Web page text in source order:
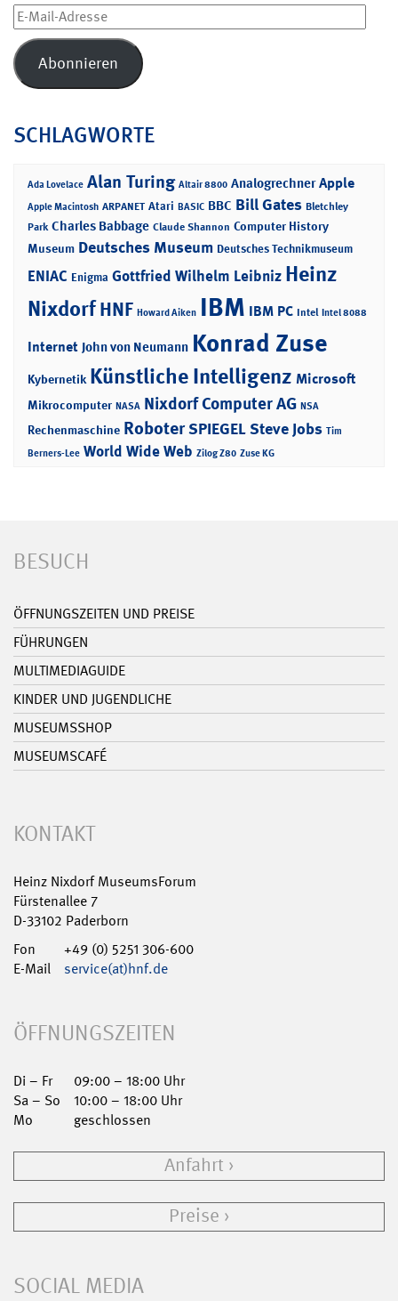
E-
Mail-
Adresse
Abonnieren
SCHLAGWORTE
Ada Lovelace Alan Turing Altair 8800 Analogrechner Apple
Apple Macintosh ARPANET Atari BASIC BBC Bill Gates Bletchley
Park Charles Babbage Claude Shannon Computer History
Museum Deutsches Museum Deutsches Technikmuseum
ENIAC Enigma Gottfried Wilhelm Leibniz Heinz
NixdorfHNF Howard Aiken IBM IBM PC Intel Intel 8088
Internet John von Neumann Konrad Zuse
Kybernetik Künstliche Intelligenz Microsoft
Mikrocomputer NASA Nixdorf Computer AG NSA
Rechenmaschine RoboterSPIEGELSteve Jobs Tim
Berners-Lee World Wide Web Zilog Z80 Zuse KG
BESUCH
ÖFFNUNGSZEITEN UND PREISE
FÜHRUNGEN
MULTIMEDIAGUIDE
KINDER UND JUGENDLICHE
MUSEUMSSHOP
MUSEUMSCAFÉ
KONTAKT
Heinz Nixdorf MuseumsForum
Fürstenallee 7
D-33102 Paderborn
Fon
+49 (0) 5251 306-600
E-Mail
service(at)hnf.de
ÖFFNUNGSZEITEN
Di – Fr
09:00 – 18:00 Uhr
Sa – So
10:00 – 18:00 Uhr
Mo
geschlossen
Anfahrt
Preise
SOCIAL MEDIA